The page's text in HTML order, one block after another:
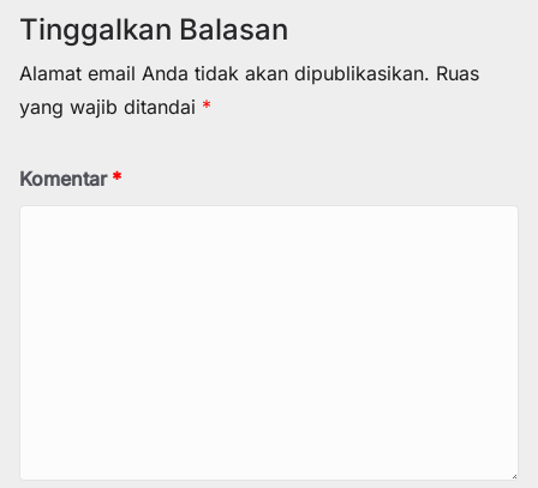
Tinggalkan Balasan
Alamat email Anda tidak akan dipublikasikan. Ruas
yang wajib ditandai *
Komentar *